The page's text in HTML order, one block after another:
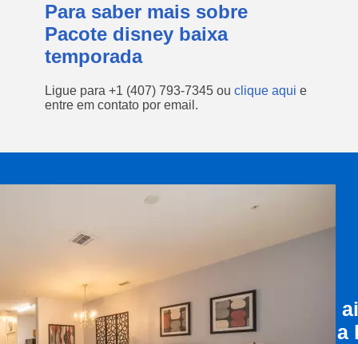
Para saber mais sobre
Pacote disney baixa
temporada
Ligue para +1 (407) 793-7345 ou clique aqui e
entre em contato por email.
a